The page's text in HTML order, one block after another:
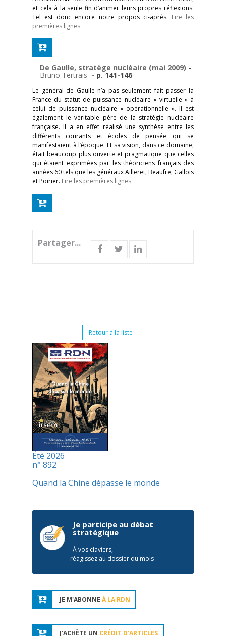
et cela à la seule fin d’animer leurs propres réflexions.
Tel est donc encore notre propos ci-après. Lire les
premières lignes
De Gaulle, stratège nucléaire (mai 2009) -
Bruno Tertrais - p. 141-146
Le général de Gaulle n’a pas seulement fait passer la
France du statut de puissance nucléaire « virtuelle » à
celui de puissance nucléaire « opérationnelle ». Il est
également le véritable père de la stratégie nucléaire
française. Il a en effet réalisé une synthèse entre les
différents courants et écoles de pensée qui se
manifestaient à l’époque. Et sa vision, dans ce domaine,
était beaucoup plus ouverte et pragmatique que celles
qui étaient exprimées par les théoriciens français des
années 60 tels que les généraux Ailleret, Beaufre, Gallois
et Poirier. Lire les premières lignes
Partager...
Retour à la liste
Été 2026
n° 892
Quand la Chine dépasse le monde
Je participe au débat
stratégique
À vos claviers,
réagissez au dossier du mois
JE M'ABONNE À LA RDN
J'ACHÈTE UN CRÉDIT D'ARTICLES